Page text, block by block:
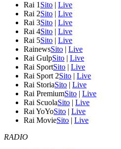
Rai 1 Sito | Live
Rai 2Sito | Live
Rai 3Sito | Live
Rai 4Sito | Live
Rai 5Sito | Live
RainewsSito | Live
Rai GulpSito | Live
Rai SportSito | Live
Rai Sport 2Sito | Live
Rai StoriaSito | Live
Rai PremiumSito | Live
Rai ScuolaSito | Live
Rai YoYoSito | Live
Rai MovieSito | Live
RADIO